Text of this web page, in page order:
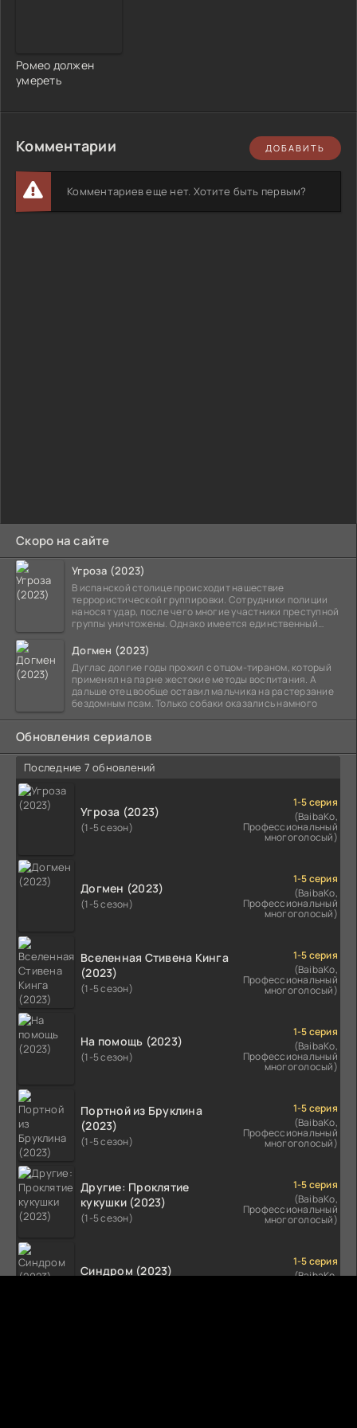
Скоро на сайте
Угроза (2023)
В испанской столице происходит нашествие
террористической группировки. Сотрудники полиции
наносят удар, после чего многие участники преступной
группы уничтожены. Однако имеется единственный
Догмен (2023)
Дуглас долгие годы прожил с отцом-тираном, который
применял на парне жестокие методы воспитания. А
дальше отец вообще оставил мальчика на растерзание
бездомным псам. Только собаки оказались намного
Обновления сериалов
Последние 7 обновлений
Угроза (2023)
(1-5 сезон)
1-5 серия
(BaibaKo,
Профессиональный
многоголосый)
Догмен (2023)
(1-5 сезон)
1-5 серия
(BaibaKo,
Профессиональный
многоголосый)
Вселенная Стивена Кинга
(2023)
(1-5 сезон)
1-5 серия
(BaibaKo,
Профессиональный
многоголосый)
На помощь (2023)
(1-5 сезон)
1-5 серия
(BaibaKo,
Профессиональный
многоголосый)
Портной из Бруклина
(2023)
(1-5 сезон)
1-5 серия
(BaibaKo,
Профессиональный
многоголосый)
Другие: Проклятие
кукушки (2023)
(1-5 сезон)
1-5 серия
(BaibaKo,
Профессиональный
многоголосый)
Синдром (2023)
1-5 серия
(BaibaKo,
Ромео должен
умереть
Комментарии ДОБАВИТЬ
Комментариев еще нет. Хотите быть первым?